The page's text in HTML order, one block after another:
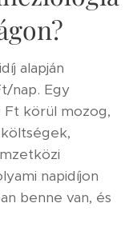
alapján
nap. Egy
körül mozog,
napidíjon
benne van, és